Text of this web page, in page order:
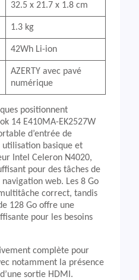
32.5 x 21.7 x 1.8 cm
1.3 kg
42Wh Li-ion
AZERTY avec pavé
numérique
positionnent
14 E410MA-EK2527W
d’entrée de
utilisation basique et
Intel Celeron N4020,
pour des tâches de
web. Les 8 Go
correct, tandis
128 Go offre une
pour les besoins
complète pour
notamment la présence
sortie HDMI.